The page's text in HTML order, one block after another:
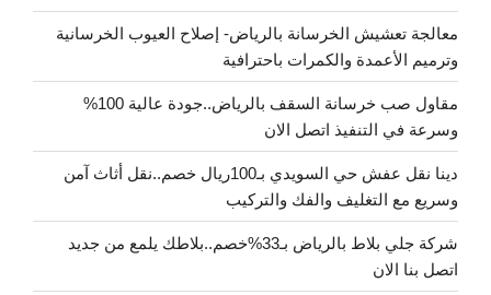
معالجة تعشيش الخرسانة بالرياض- إصلاح العيوب الخرسانية
وترميم الأعمدة والكمرات باحترافية
مقاول صب خرسانة السقف بالرياض..جودة عالية 100%
وسرعة في التنفيذ اتصل الان
دينا نقل عفش حي السويدي بـ100ريال خصم..نقل أثاث آمن
وسريع مع التغليف والفك والتركيب
شركة جلي بلاط بالرياض بـ33%خصم..بلاطك يلمع من جديد
اتصل بنا الان